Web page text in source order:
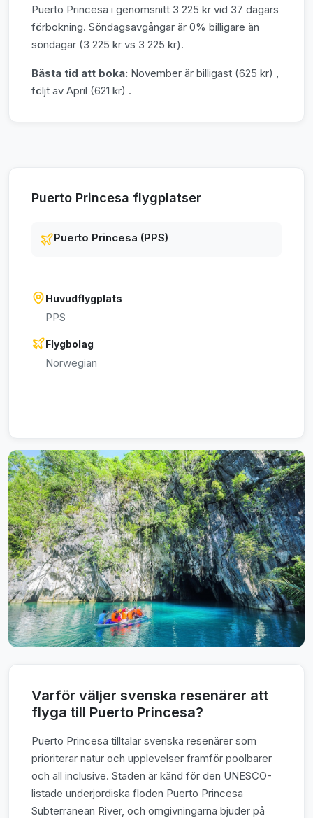
Puerto Princesa i genomsnitt 3 225 kr vid 37 dagars
förbokning. Söndagsavgångar är 0% billigare än
söndagar (3 225 kr vs 3 225 kr).
Bästa tid att boka: November är billigast (625 kr) ,
följt av April (621 kr) .
Puerto Princesa flygplatser
Puerto Princesa (PPS)
Huvudflygplats
PPS
Flygbolag
Norwegian
Varför väljer svenska resenärer att
flyga till Puerto Princesa?
Puerto Princesa tilltalar svenska resenärer som
prioriterar natur och upplevelser framför poolbarer
och all inclusive. Staden är känd för den UNESCO-
listade underjordiska floden Puerto Princesa
Subterranean River, och omgivningarna bjuder på